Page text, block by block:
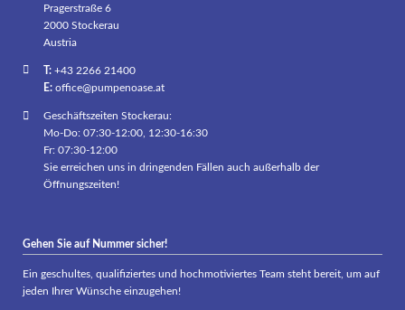
Pragerstraße 6
2000 Stockerau
Austria
T:+43 2266 21400
E: office@pumpenoase.at
Geschäftszeiten Stockerau:
Mo-Do: 07:30-12:00, 12:30-16:30
Fr: 07:30-12:00
Sie erreichen uns in dringenden Fällen auch außerhalb der
Öffnungszeiten!
Gehen Sie auf Nummer sicher!
Ein geschultes, qualifiziertes und hochmotiviertes Team steht bereit, um auf
jeden Ihrer Wünsche einzugehen!